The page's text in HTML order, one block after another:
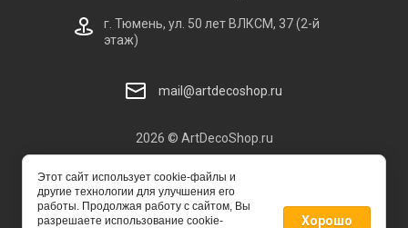
2026 © ArtDecoShop.ru
г. Тюмень, ул. 50 лет ВЛКСМ, 37 (2-й
этаж)
mail@artdecoshop.ru
Этот сайт использует cookie-файлы и
другие технологии для улучшения его
работы. Продолжая работу с сайтом, Вы
разрешаете использование cookie-
Хорошо